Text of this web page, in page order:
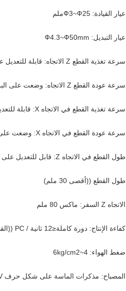
عيار القيادة: Ф3~Ф25ملم
عيار التبديل: Ф4.3~Ф50mm
سرعة تغذية القطع Z الاتجاه: قابلة للتعديل على شاشة اللمس ، قابلة للتعديل بدون خطوة
سرعة عودة القطع Z الاتجاه: وضعت على البرنامج
سرعة تغذية القطع في الاتجاه X: قابلة للتعديل على الشاشة اللمسية ، قابلة للتعديل بدون خطوة
سرعة عودة القطع في الاتجاه X: وضعت على البرنامج
طول القطع في الاتجاه Z: قابل للتعديل على الشاشة اللمسية، Max. يمكن تعيين 4 مرات مختلفة
طول القطع ((أقصى 30 ملم)
الاتجاه Z السفر: ماكس 80 ملم
كفاءة الإنتاج: دورة كاملة≤12 ثانية / PC ((القطع مرتين)
ضغط الهواء: 4~6kg/cm2
المصباح: مذكرات الماسة على شكل حرف V